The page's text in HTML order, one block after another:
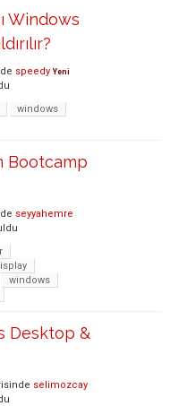
Windows
speedy Yeni
windows
Bootcamp
seyyahemre
windows
Desktop &
selimozcay